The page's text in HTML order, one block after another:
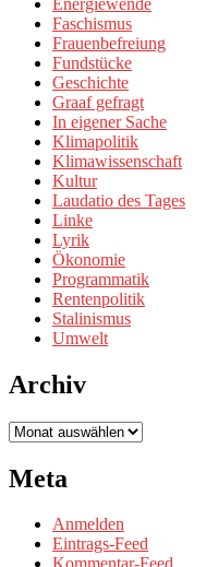
Faschismus
Frauenbefreiung
Fundstücke
Geschichte
Graaf gefragt
In eigener Sache
Klimapolitik
Klimawissenschaft
Kultur
Laudatio des Tages
Linke
Lyrik
Ökonomie
Programmatik
Rentenpolitik
Stalinismus
Umwelt
Archiv
Archiv
Meta
Anmelden
Eintrags-Feed